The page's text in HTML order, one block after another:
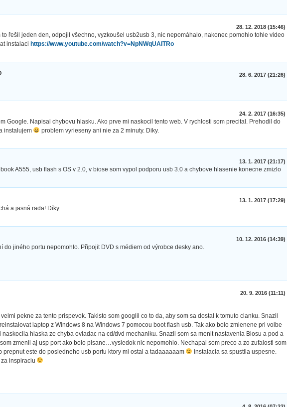
28. 12. 2018 (15:46)
to řešil jeden den, odpojil všechno, vyzkoušel usb2usb 3, nic nepomáhalo, nakonec pomohlo tohle video
instalaci https://www.youtube.com/watch?v=NpNWqUAITRo
28. 6. 2017 (21:26)
24. 2. 2017 (16:35)
Google. Napisal chybovu hlasku. Ako prve mi naskocil tento web. V rychlosti som precital. Prehodil do
instalujem
problem vyrieseny ani nie za 2 minuty. Diky.
13. 1. 2017 (21:17)
A555, usb flash s OS v 2.0, v biose som vypol podporu usb 3.0 a chybove hlasenie konecne zmizlo
13. 1. 2017 (17:29)
a jasná rada! Díky
10. 12. 2016 (14:39)
do jiného portu nepomohlo. Připojit DVD s médiem od výrobce desky ano.
20. 9. 2016 (11:11)
pekne za tento prispevok. Takisto som googlil co to da, aby som sa dostal k tomuto clanku. Snazil
laptop z Windows 8 na Windows 7 pomocou boot flash usb. Tak ako bolo zmienene pri volbe
naskocila hlaska ze chyba ovladac na cd/dvd mechaniku. Snazil som sa menit nastavenia Biosu a pod a
zmenil aj usp port ako bolo pisane…vysledok nic nepomohlo. Nechapal som preco a zo zufalosti som
prepnut este do posledneho usb portu ktory mi ostal a tadaaaaaam
instalacia sa spustila uspesne.
inspiraciu